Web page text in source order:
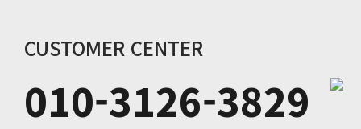
CUSTOMER CENTER
010-3126-3829